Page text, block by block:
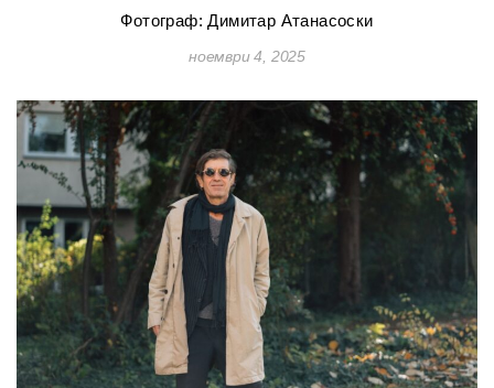
Фотограф: Димитар Атанасоски
ноември 4, 2025